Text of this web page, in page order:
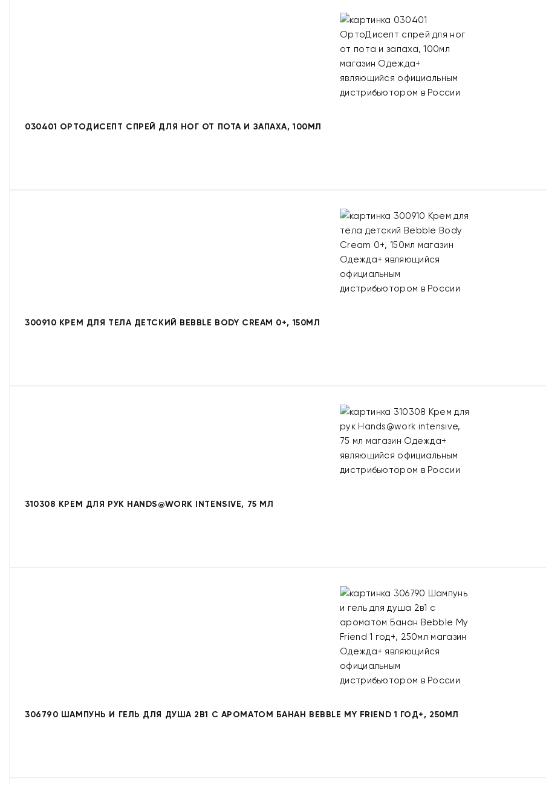
030401 ОРТОДИСЕПТ СПРЕЙ ДЛЯ НОГ ОТ ПОТА И ЗАПАХА, 100МЛ
300910 КРЕМ ДЛЯ ТЕЛА ДЕТСКИЙ BEBBLE BODY CREAM 0+, 150МЛ
310308 КРЕМ ДЛЯ РУК HANDS@WORK INTENSIVE, 75 МЛ
306790 ШАМПУНЬ И ГЕЛЬ ДЛЯ ДУША 2В1 С АРОМАТОМ БАНАН BEBBLE MY FRIEND 1 ГОД+, 250МЛ